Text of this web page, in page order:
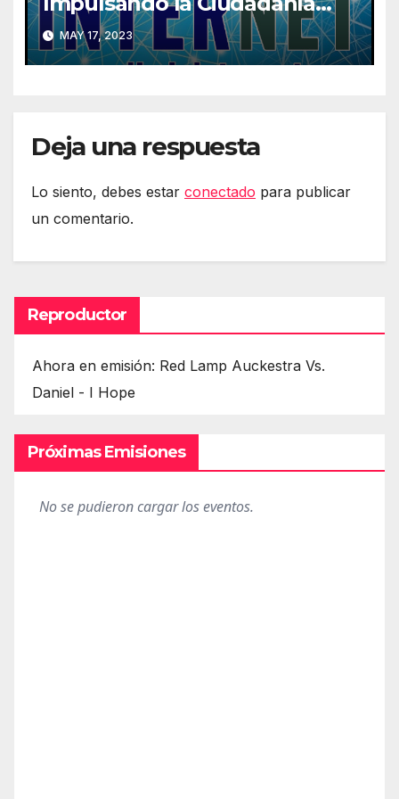
Digital
MAY 17, 2023
Deja una respuesta
Lo siento, debes estar conectado para publicar
un comentario.
Reproductor
Ahora en emisión: Red Lamp Auckestra Vs.
Daniel - I Hope
Próximas Emisiones